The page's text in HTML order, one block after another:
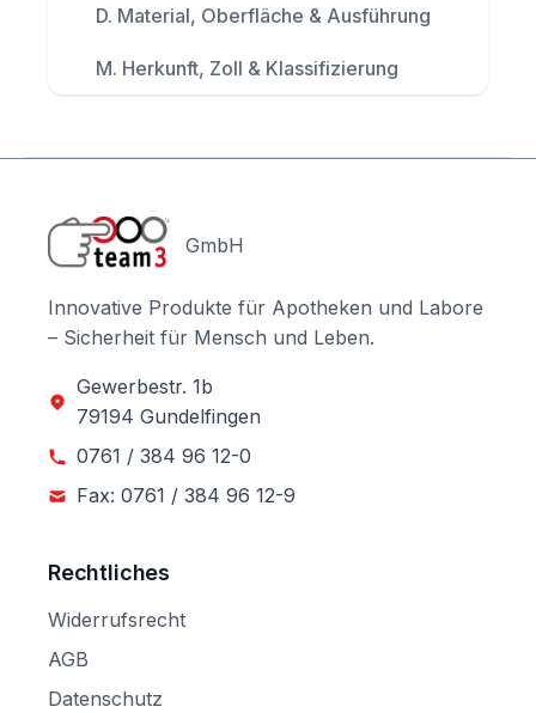
D. Material, Oberfläche & Ausführung
M. Herkunft, Zoll & Klassifizierung
GmbH
Innovative Produkte für Apotheken und Labore
– Sicherheit für Mensch und Leben.
Gewerbestr. 1b
79194 Gundelfingen
0761 / 384 96 12-0
Fax: 0761 / 384 96 12-9
Rechtliches
Widerrufsrecht
AGB
Datenschutz